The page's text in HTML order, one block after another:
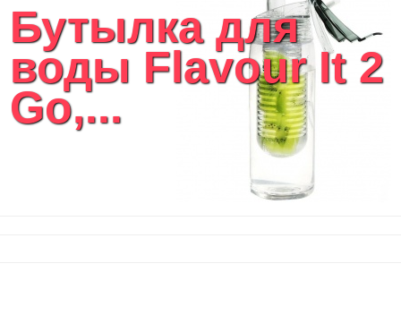
Бутылка для
воды Flavour It 2
Go,...